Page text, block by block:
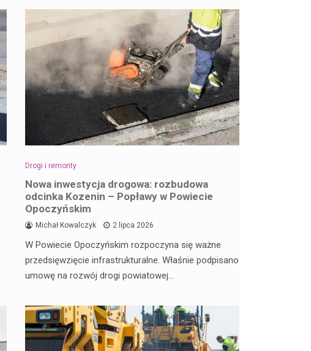
Drogi i remonty
Nowa inwestycja drogowa: rozbudowa
odcinka Kozenin – Popławy w Powiecie
Opoczyńskim
Michał Kowalczyk 2 lipca 2026
W Powiecie Opoczyńskim rozpoczyna się ważne
przedsięwzięcie infrastrukturalne. Właśnie podpisano
umowę na rozwój drogi powiatowej…